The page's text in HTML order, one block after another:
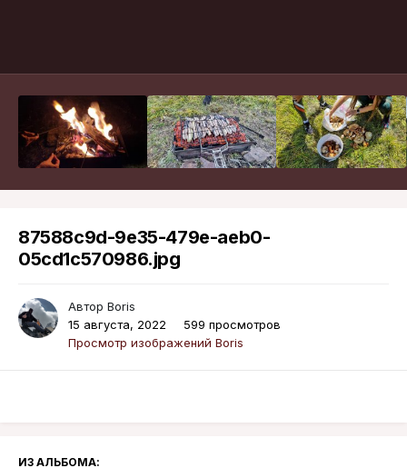
87588c9d-9e35-479e-aeb0-
05cd1c570986.jpg
Автор Boris
15 августа, 2022
599 просмотров
Просмотр изображений Boris
ИЗ АЛЬБОМА: